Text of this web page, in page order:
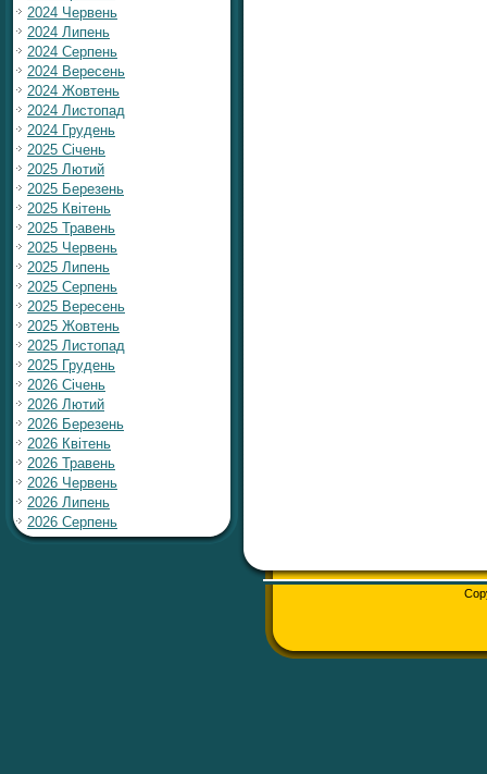
2024 Червень
2024 Липень
2024 Серпень
2024 Вересень
2024 Жовтень
2024 Листопад
2024 Грудень
2025 Січень
2025 Лютий
2025 Березень
2025 Квітень
2025 Травень
2025 Червень
2025 Липень
2025 Серпень
2025 Вересень
2025 Жовтень
2025 Листопад
2025 Грудень
2026 Січень
2026 Лютий
2026 Березень
2026 Квітень
2026 Травень
2026 Червень
2026 Липень
2026 Серпень